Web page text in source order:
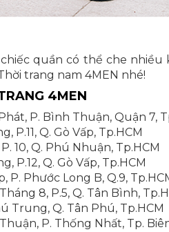
quần có thể che
trang nam 4MEN nhé!
4MEN
P. Bình Thuận, Quận 7,
P.11, Q. Gò Vấp, Tp.HCM
10, Q. Phú Nhuận, Tp.HCM
P.12, Q. Gò Vấp, Tp.HCM
P. Phước Long B, Q.9,
8, P.5, Q. Tân Bình,
Trung, Q. Tân Phú, Tp.HCM
P. Thống Nhất, Tp.